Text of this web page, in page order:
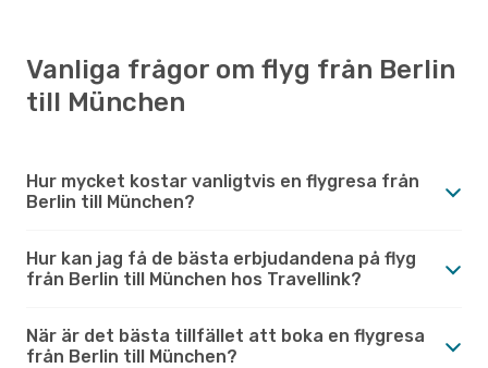
Vanliga frågor om flyg från Berlin
till München
Hur mycket kostar vanligtvis en flygresa från
Berlin till München?
Hur kan jag få de bästa erbjudandena på flyg
från Berlin till München hos Travellink?
När är det bästa tillfället att boka en flygresa
från Berlin till München?